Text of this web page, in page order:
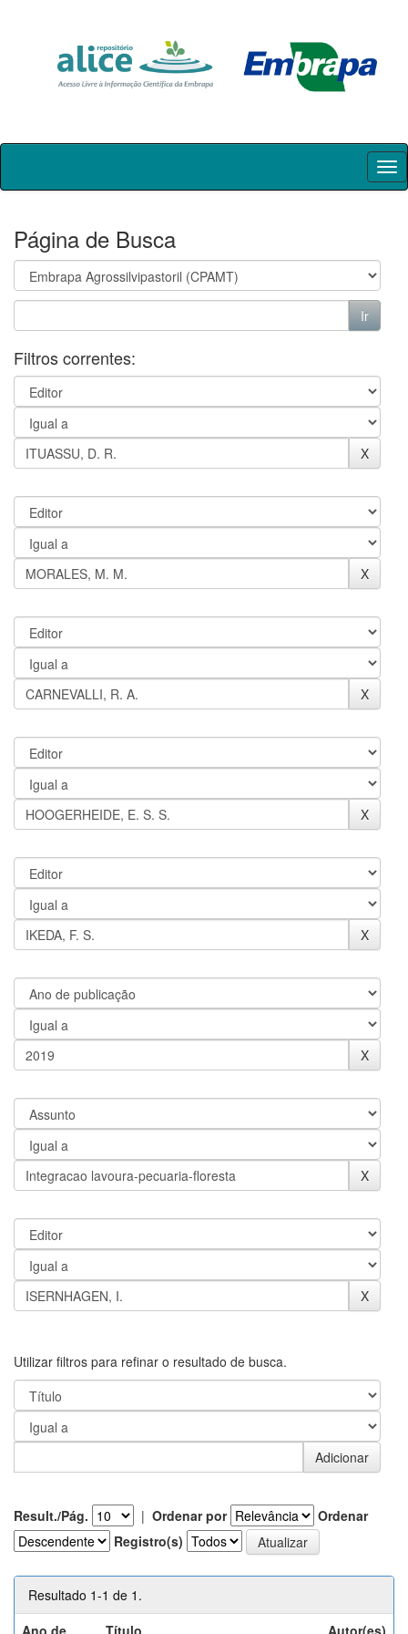
Skip
Página de Busca
Filtros correntes:
Utilizar filtros para refinar o resultado de busca.
Result./Pág. | Ordenar por
Ordenar
Registro(s)
Resultado 1-1 de 1.
Ano de
Título Autor(es)